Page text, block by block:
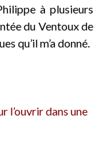
à plusieurs
du Ventoux de
qu’il m’a donné.
l’ouvrir dans une